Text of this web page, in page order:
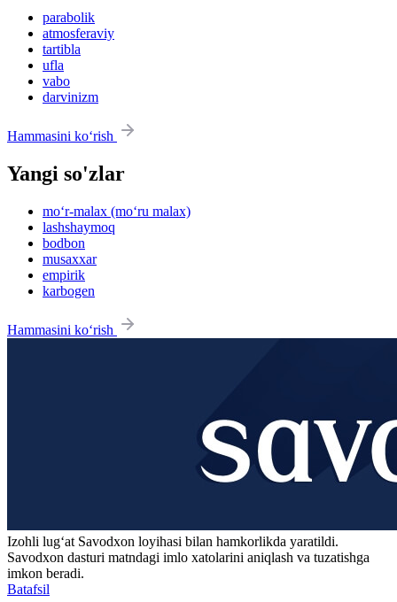
parabolik
atmosferaviy
tartibla
ufla
vabo
darvinizm
Hammasini ko‘rish
Yangi so'zlar
mo‘r-malax (mo‘ru malax)
lashshaymoq
bodbon
musaxxar
empirik
karbogen
Hammasini ko‘rish
Izohli lugʻat Savodxon loyihasi bilan hamkorlikda yaratildi.
Savodxon dasturi matndagi imlo xatolarini aniqlash va tuzatishga
imkon beradi.
Batafsil